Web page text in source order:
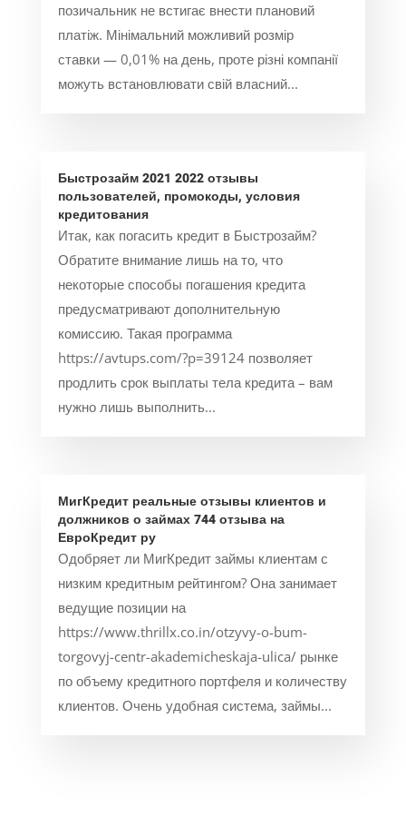
позичальник не встигає внести плановий
платіж. Мінімальний можливий розмір
ставки — 0,01% на день, проте різні компанії
можуть встановлювати свій власний...
Быстрозайм 2021 2022 отзывы
пользователей, промокоды, условия
кредитования
Итак, как погасить кредит в Быстрозайм?
Обратите внимание лишь на то, что
некоторые способы погашения кредита
предусматривают дополнительную
комиссию. Такая программа
https://avtups.com/?p=39124 позволяет
продлить срок выплаты тела кредита – вам
нужно лишь выполнить...
МигКредит реальные отзывы клиентов и
должников о займах 744 отзыва на
ЕвроКредит ру
Одобряет ли МигКредит займы клиентам с
низким кредитным рейтингом? Она занимает
ведущие позиции на
https://www.thrillx.co.in/otzyvy-o-bum-
torgovyj-centr-akademicheskaja-ulica/ рынке
по объему кредитного портфеля и количеству
клиентов. Очень удобная система, займы...